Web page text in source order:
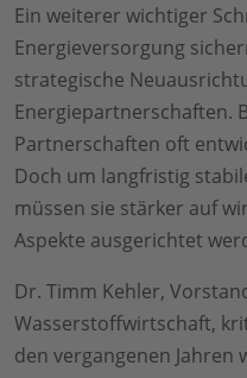
Ein weiterer wichtiger
Energieversorgung
strategische
Energiepartnerschaften.
Partnerschaften oft
Doch um langfristig
müssen sie stärker auf
Aspekte ausgerichtet
Dr. Timm Kehler,
Wasserstoffwirtschaft,
den vergangenen Jahren